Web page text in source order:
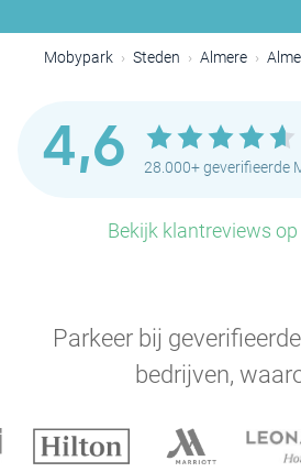
Mobypark Steden Almere
4,6 28.000+ geverifieerde
Bekijk klantreviews op
Parkeer bij
bedrijven,